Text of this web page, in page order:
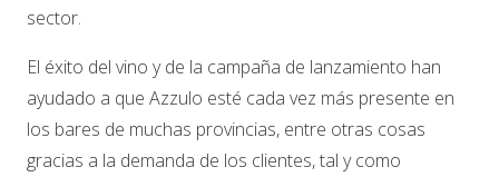
sector.
El éxito del vino y de la campaña de lanzamiento han
ayudado a que Azzulo esté cada vez más presente en
los bares de muchas provincias, entre otras cosas
gracias a la demanda de los clientes, tal y como